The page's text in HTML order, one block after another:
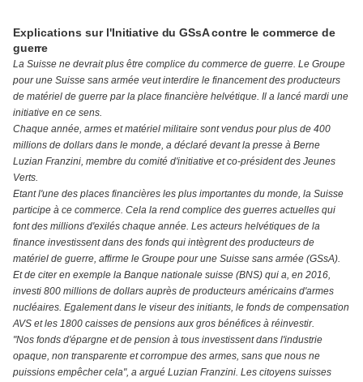
Explications sur l'Initiative du GSsA contre le commerce de
guerre
La Suisse ne devrait plus être complice du commerce de guerre. Le Groupe
pour une Suisse sans armée veut interdire le financement des producteurs
de matériel de guerre par la place financière helvétique. Il a lancé mardi une
initiative en ce sens.
Chaque année, armes et matériel militaire sont vendus pour plus de 400
millions de dollars dans le monde, a déclaré devant la presse à Berne
Luzian Franzini, membre du comité d'initiative et co-président des Jeunes
Verts.
Etant l'une des places financières les plus importantes du monde, la Suisse
participe à ce commerce. Cela la rend complice des guerres actuelles qui
font des millions d'exilés chaque année. Les acteurs helvétiques de la
finance investissent dans des fonds qui intègrent des producteurs de
matériel de guerre, affirme le Groupe pour une Suisse sans armée (GSsA).
Et de citer en exemple la Banque nationale suisse (BNS) qui a, en 2016,
investi 800 millions de dollars auprès de producteurs américains d'armes
nucléaires. Egalement dans le viseur des initiants, le fonds de compensation
AVS et les 1800 caisses de pensions aux gros bénéfices à réinvestir.
"Nos fonds d'épargne et de pension à tous investissent dans l'industrie
opaque, non transparente et corrompue des armes, sans que nous ne
puissions empêcher cela", a argué Luzian Franzini. Les citoyens suisses